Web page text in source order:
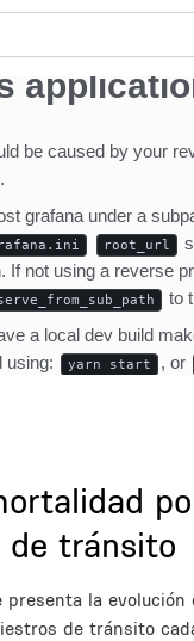
de tránsito
presenta la evolución
de tránsito